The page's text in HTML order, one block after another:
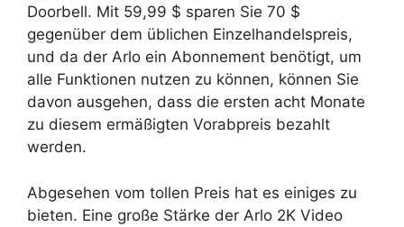
Doorbell. Mit 59,99 $ sparen Sie 70 $
gegenüber dem üblichen Einzelhandelspreis,
und da der Arlo ein Abonnement benötigt, um
alle Funktionen nutzen zu können, können Sie
davon ausgehen, dass die ersten acht Monate
zu diesem ermäßigten Vorabpreis bezahlt
werden.
Abgesehen vom tollen Preis hat es einiges zu
bieten. Eine große Stärke der Arlo 2K Video